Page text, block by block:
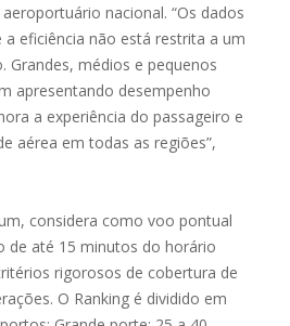
nacional. “Os dados
eficiência não está restrita a um
Grandes, médios e pequenos
apresentando desempenho
a experiência do passageiro e
aérea em todas as regiões”,
considera como voo pontual
de até 15 minutos do horário
rigorosos de cobertura de
O Ranking é dividido em